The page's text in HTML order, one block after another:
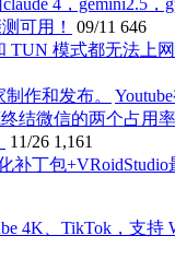
可用！
09/11 646
11/26 1,161